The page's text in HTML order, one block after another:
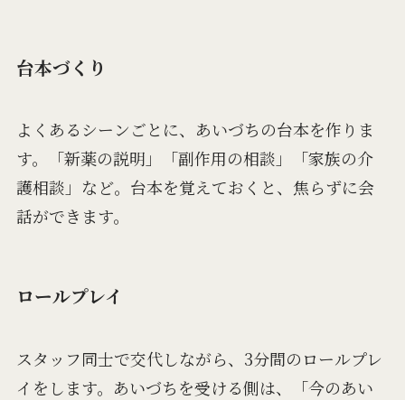
台本づくり
よくあるシーンごとに、あいづちの台本を作りま
す。「新薬の説明」「副作用の相談」「家族の介
護相談」など。台本を覚えておくと、焦らずに会
話ができます。
ロールプレイ
スタッフ同士で交代しながら、3分間のロールプレ
イをします。あいづちを受ける側は、「今のあい